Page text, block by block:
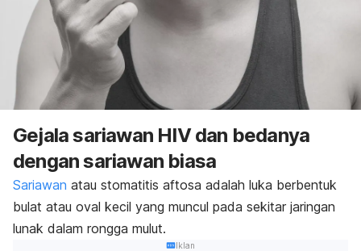
Gejala sariawan HIV dan bedanya
dengan sariawan biasa
Sariawan atau stomatitis aftosa adalah luka berbentuk
bulat atau oval kecil yang muncul pada sekitar jaringan
lunak dalam rongga mulut.
Iklan